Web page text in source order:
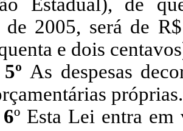
de 2005, será de
e dois
As despesas
próprias.
º Esta Lei entra